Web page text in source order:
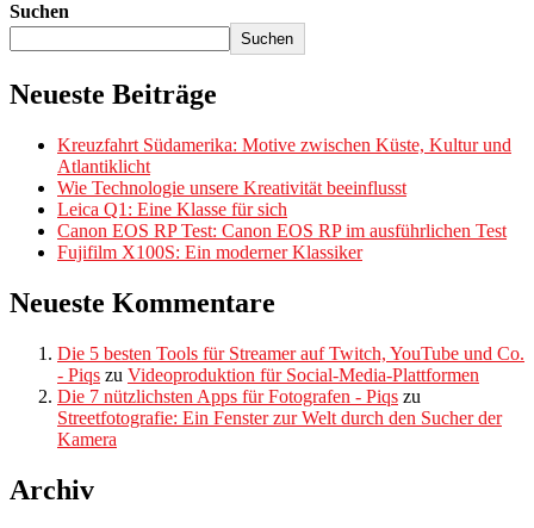
Suchen
Suchen
Neueste Beiträge
Kreuzfahrt Südamerika: Motive zwischen Küste, Kultur und
Atlantiklicht
Wie Technologie unsere Kreativität beeinflusst
Leica Q1: Eine Klasse für sich
Canon EOS RP Test: Canon EOS RP im ausführlichen Test
Fujifilm X100S: Ein moderner Klassiker
Neueste Kommentare
Die 5 besten Tools für Streamer auf Twitch, YouTube und Co.
- Piqs zu Videoproduktion für Social-Media-Plattformen
Die 7 nützlichsten Apps für Fotografen - Piqs zu
Streetfotografie: Ein Fenster zur Welt durch den Sucher der
Kamera
Archiv